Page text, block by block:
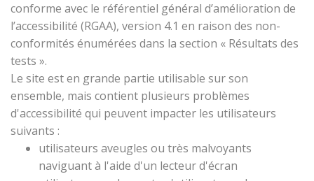
conforme avec le référentiel général d’amélioration de
l’accessibilité (RGAA), version 4.1 en raison des non-
conformités énumérées dans la section « Résultats des
tests ».
Le site est en grande partie utilisable sur son
ensemble, mais contient plusieurs problèmes
d'accessibilité qui peuvent impacter les utilisateurs
suivants :
utilisateurs aveugles ou très malvoyants
naviguant à l'aide d'un lecteur d'écran